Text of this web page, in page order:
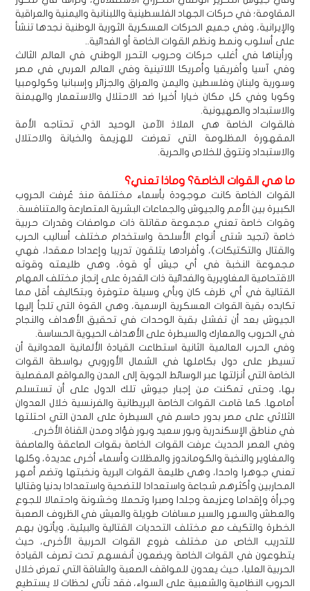
المقاومة؛ في حركات الجهاد الفلسطينية واللبنانية واليمنية والعراقية
والإيرانية، وفي جميع الحركات العسكرية الثورية الوطنية نجدها تنشأ
على أسلوب ونمط ونظم القوات الخاصة أو الفدائية..
ورأيناها في أغلب حركات وحروب التحرر الوطني في العالم الثالث
وفي آسيا وأفريقيا وأمريكا اللاتينية وفي العالم العربي في مصر
وسورية ولبنان وفلسطين واليمن والعراق والجزائر وإسبانيا وكولومبيا
وكوبا وفي كل مكان خيارا أخيرا ضد الاحتلال والاستعمار والهيمنة
والاستبداد والصهيونية.
فالقوات الخاصة هي الملاذ الآمن الوحيد الذي تحتاجه الأمة
المقهورة المظلومة التي تعرضت للهزيمة والخيانة والاحتلال
والاستبداد وتتوق للخلاص والحرية.
ما هي القوات الخاصة؟ وماذا تعني؟
القوات الخاصة كانت موجودة بأسماء مختلفة منذ عُرفت الحروب
الكبيرة بين الأمم والجيوش والجماعات البشرية المتصارعة والمتنافسة.
وقوات خاصة تعني مجموعة مقاتلة ذات مواصفات وقدرات حربية
خاصة (تجيد شتى أنواع الأسلحة واستخدام مختلف أساليب الحرب
والقتال والتكتيكات)، وأفرادها يتلقون تدريبا وإعدادا معقدا، فهي
مجموعة النخبة في أي جيش أو قوة، وهي طليعته وقوته
الاقتحامية المغاويرية والفدائية ذات القدرة على إنجاز مختلف المهام
القتالية في أي ظرف كان وبأي وسيلة متوفرة وبتكاليف أقل مما
تكابده بقية القوات العسكرية الرسمية، وهي القوة التي تلجأ إليها
الجيوش بعد أن تفشل بقية الوحدات في تحقيق الأهداف والنجاح
في الحروب والمعارك والسيطرة على الأهداف الحيوية الحساسة.
وفي الحرب العالمية الثانية استطاعت القيادة الألمانية العدوانية أن
تسيطر على دول بكاملها في الشمال الأوروبي بواسطة القوات
الخاصة التي أنزلتها عبر الوسائط الجوية إلى المدن والمواقع المفصلية
بها، وحتى تمكنت من إجبار جيوش تلك الدول على أن تستسلم
أمامها. كما قامت القوات الخاصة البريطانية والفرنسية خلال العدوان
الثلاثي على مصر بدور حاسم في السيطرة على المدن التي احتلتها
في مناطق الإسكندرية وبور سعيد وبور فؤاد ومدن القناة الأخرى.
وفي العصر الحديث عرفت القوات الخاصة بقوات الصاعقة والعاصفة
والمغاوير والنخبة والكوماندوز والمظلات وأسماء أخرى عديدة، وكلها
تعني جوهرا واحدا، وهي طليعة القوات البرية ونخبتها وتضم أمهر
المحاربين وأكثرهم شجاعة واستعدادا للتضحية واستعدادا بدنيا وقتاليا
وجرأة وإقداما وعزيمة وجلدا وصبرا وتحملا وخشونة واحتمالا للجوع
والعطش والسهر والسير مسافات طويلة والعيش في الظروف الصعبة
الخطرة والتكيف مع مختلف التحديات القتالية والبيئية، ويأتون بهم
للتدريب الخاص من مختلف فروع القوات الحربية الأخرى، حيث
يتطوعون في القوات الخاصة ويضعون أنفسهم تحت تصرف القيادة
الحربية العليا، حيث يعدون للمواقف الصعبة والشاقة التي تعرض خلال
الحروب النظامية والشعبية على السواء، فقد تأتي لحظات لا يستطيع